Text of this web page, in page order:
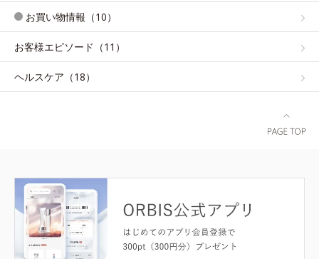
お買い物情報（10）
お客様エピソード（11）
ヘルスケア（18）